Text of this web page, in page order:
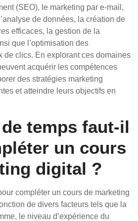
(SEO), le marketing par e-mail,
de données, la création de
efficaces, la gestion de la
que l’optimisation des
de clics. En explorant ces domaines
acquérir les compétences
des stratégies marketing
et atteindre leurs objectifs en
temps faut-il
un cours
digital ?
compléter un cours de marketing
de divers facteurs tels que la
le niveau d’expérience du